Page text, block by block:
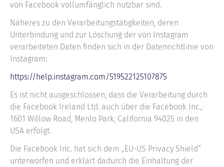
von Facebook vollumfänglich nutzbar sind.
Näheres zu den Verarbeitungstätigkeiten, deren
Unterbindung und zur Löschung der von Instagram
verarbeiteten Daten finden sich in der Datenrichtlinie von
Instagram:
https://help.instagram.com/519522125107875
Es ist nicht ausgeschlossen, dass die Verarbeitung durch
die Facebook Ireland Ltd. auch über die Facebook Inc.,
1601 Willow Road, Menlo Park, California 94025 in den
USA erfolgt.
Die Facebook Inc. hat sich dem „EU-US Privacy Shield“
unterworfen und erklärt dadurch die Einhaltung der